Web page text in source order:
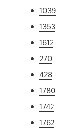
1039
1353
1612
270
428
1780
1742
1762